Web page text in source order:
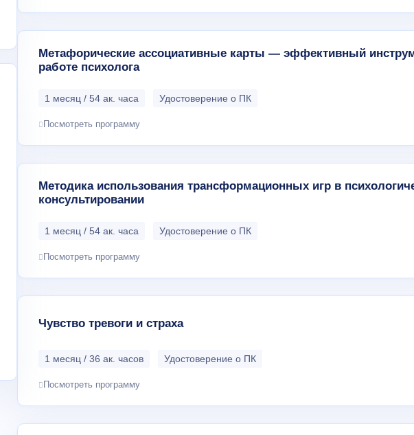
Метафорические ассоциативные карты — эффективный
работе психолога
1 месяц / 54 ак. часа Удостоверение о ПК
Посмотреть программу
Методика использования трансформационных игр в
консультировании
1 месяц / 54 ак. часа Удостоверение о ПК
Посмотреть программу
Чувство тревоги и страха
1 месяц / 36 ак. часов Удостоверение о ПК
Посмотреть программу